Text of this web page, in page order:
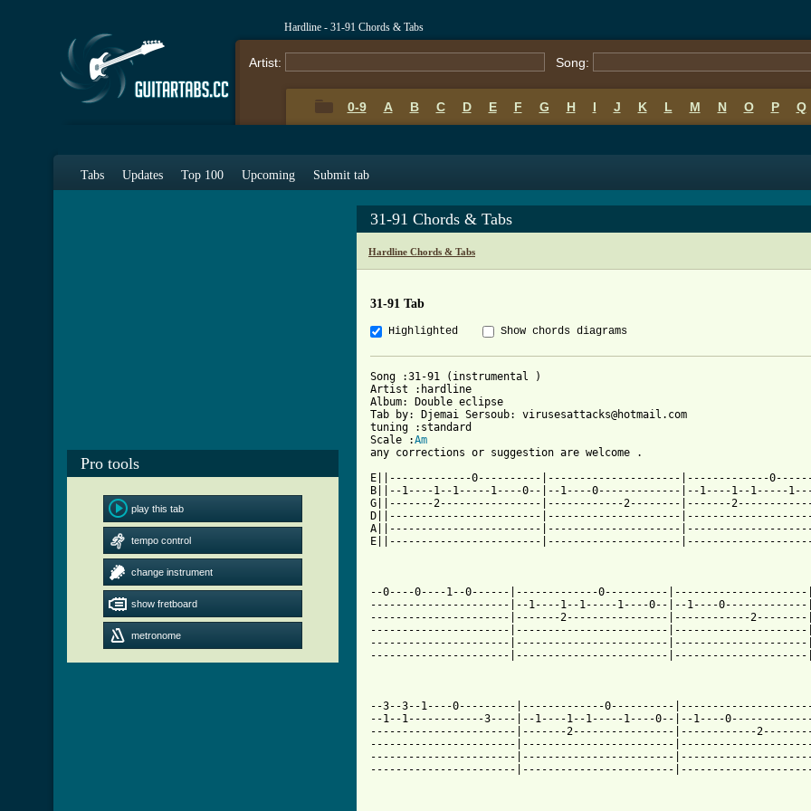
Hardline - 31-91 Chords & Tabs
Artist: Song:
0-9 A B C D E F G H I J K L M N O P Q
Tabs Updates Top 100 Upcoming Submit tab
Pro tools
play this tab
tempo control
change instrument
show fretboard
metronome
31-91 Chords & Tabs
Hardline Chords & Tabs
31-91 Tab
Highlighted Show chords diagrams
Song :31-91 (instrumental )
Artist :hardline
Album: Double eclipse
Tab by: Djemai Sersoub: virusesattacks@hotmail.com
tuning :standard
Scale :Am
any corrections or suggestion are welcome .
E||-------------0----------|---------------------|-------------
B||--1----1--1-----1----0--|--1----0-------------|--1----1--1-----
G||-------2----------------|------------2--------|-------
D||------------------------|---------------------
A||------------------------|---------------------
E||------------------------|---------------------
--0----0----1--0------|-------------0----------|---------------------|
----------------------|--1----1--1-----1----0--|--1----0-------------|
----------------------|-------2----------------|------------2--------|
----------------------|------------------------|---------------------|
----------------------|------------------------|---------------------|
----------------------|------------------------|---------------------|
--3--3--1----0---------|-------------0----------|---------------------
--1--1------------3----|--1----1--1-----1----0--|--1----0-------------
-----------------------|-------2----------------|------------2--------
-----------------------|------------------------|---------------------
-----------------------|------------------------|---------------------
-----------------------|------------------------|---------------------